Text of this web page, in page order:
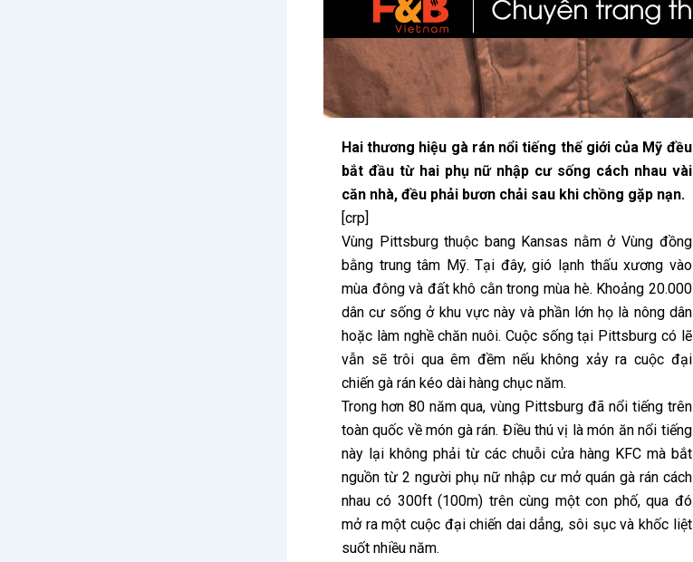
Hai thương hiệu gà rán nổi tiếng thế giới của Mỹ đều
bắt đầu từ hai phụ nữ nhập cư sống cách nhau vài
căn nhà, đều phải bươn chải sau khi chồng gặp nạn.
[crp]
Vùng Pittsburg thuộc bang Kansas nằm ở Vùng đồng
bằng trung tâm Mỹ. Tại đây, gió lạnh thấu xương vào
mùa đông và đất khô cằn trong mùa hè. Khoảng 20.000
dân cư sống ở khu vực này và phần lớn họ là nông dân
hoặc làm nghề chăn nuôi. Cuộc sống tại Pittsburg có lẽ
vẫn sẽ trôi qua êm đềm nếu không xảy ra cuộc đại
chiến gà rán kéo dài hàng chục năm.
Trong hơn 80 năm qua, vùng Pittsburg đã nổi tiếng trên
toàn quốc về món gà rán. Điều thú vị là món ăn nổi tiếng
này lại không phải từ các chuỗi cửa hàng KFC mà bắt
nguồn từ 2 người phụ nữ nhập cư mở quán gà rán cách
nhau có 300ft (100m) trên cùng một con phố, qua đó
mở ra một cuộc đại chiến dai dẳng, sôi sục và khốc liệt
suốt nhiều năm.